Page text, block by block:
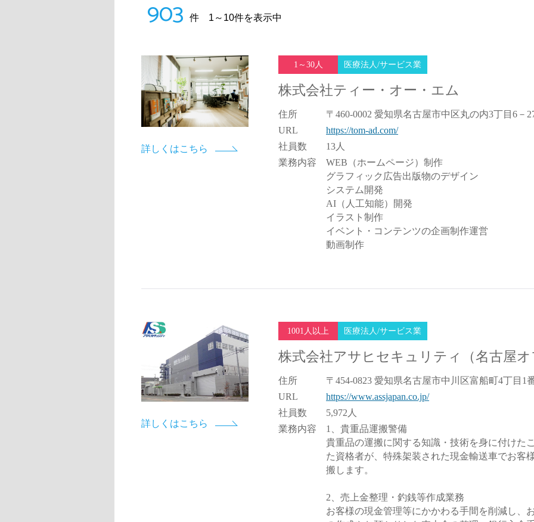
903 件 1～10件を表示中
詳しくはこちら
1～30人 医療法人/サービス業
株式会社ティー・オー・エム
住所
〒460-0002 愛知県名古屋市中区丸の内3丁目6
URL
https://tom-ad.com/
社員数
13人
業務内容
WEB（ホームページ）制作
グラフィック広告出版物のデザイン
システム開発
AI（人工知能）開発
イラスト制作
イベント・コンテンツの企画制作運営
動画制作
詳しくはこちら
1001人以上 医療法人/サービス業
株式会社アサヒセキュリティ（名古屋
住所
〒454-0823 愛知県名古屋市中川区富船町4丁目1
URL
https://www.assjapan.co.jp/
社員数
5,972人
業務内容
1、貴重品運搬警備
貴重品の運搬に関する知識・技術を身に付けた
た資格者が、特殊架装された現金輸送車でお客
搬します。
2、売上金整理・釣銭等作成業務
お客様の現金管理等にかかわる手間を削減し、